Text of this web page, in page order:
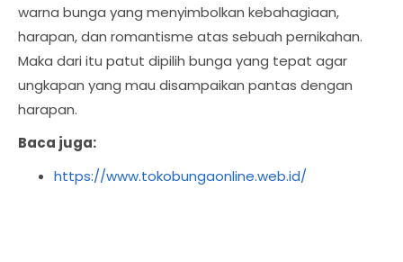
warna bunga yang menyimbolkan kebahagiaan,
harapan, dan romantisme atas sebuah pernikahan.
Maka dari itu patut dipilih bunga yang tepat agar
ungkapan yang mau disampaikan pantas dengan
harapan.
Baca juga:
https://www.tokobungaonline.web.id/